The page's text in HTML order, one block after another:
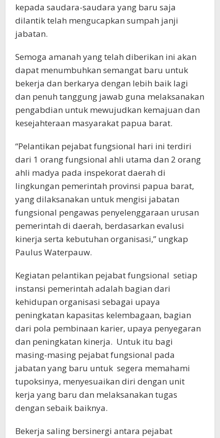
kepada saudara-saudara yang baru saja
dilantik telah mengucapkan sumpah janji
jabatan.
Semoga amanah yang telah diberikan ini akan
dapat menumbuhkan semangat baru untuk
bekerja dan berkarya dengan lebih baik lagi
dan penuh tanggung jawab guna melaksanakan
pengabdian untuk mewujudkan kemajuan dan
kesejahteraan masyarakat papua barat.
“Pelantikan pejabat fungsional hari ini terdiri
dari 1 orang fungsional ahli utama dan 2 orang
ahli madya pada inspekorat daerah di
lingkungan pemerintah provinsi papua barat,
yang dilaksanakan untuk mengisi jabatan
fungsional pengawas penyelenggaraan urusan
pemerintah di daerah, berdasarkan evalusi
kinerja serta kebutuhan organisasi,” ungkap
Paulus Waterpauw.
Kegiatan pelantikan pejabat fungsional setiap
instansi pemerintah adalah bagian dari
kehidupan organisasi sebagai upaya
peningkatan kapasitas kelembagaan, bagian
dari pola pembinaan karier, upaya penyegaran
dan peningkatan kinerja. Untuk itu bagi
masing-masing pejabat fungsional pada
jabatan yang baru untuk segera memahami
tupoksinya, menyesuaikan diri dengan unit
kerja yang baru dan melaksanakan tugas
dengan sebaik baiknya.
Bekerja saling bersinergi antara pejabat